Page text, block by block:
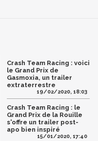
Crash Team Racing : voici
le Grand Prix de
Gasmoxia, un trailer
extraterrestre
19/02/2020, 18:03
Crash Team Racing : le
Grand Prix de la Rouille
s'offre un trailer post-
apo bien inspiré
15/01/2020, 17:40